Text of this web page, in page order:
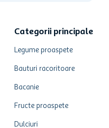
Categorii principale
Legume proaspete
Bauturi racoritoare
Bacanie
Fructe proaspete
Dulciuri